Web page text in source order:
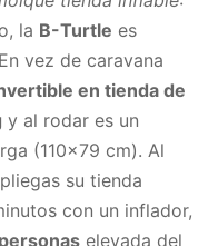
la B-Turtle es
vez de caravana
en tienda de
y al rodar es un
(110×79 cm). Al
su tienda
con un inflador,
elevada del